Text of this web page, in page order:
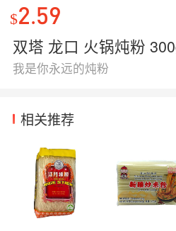
$2.59
双塔 龙口 火锅炖粉
我是你永远的炖粉
相关推荐